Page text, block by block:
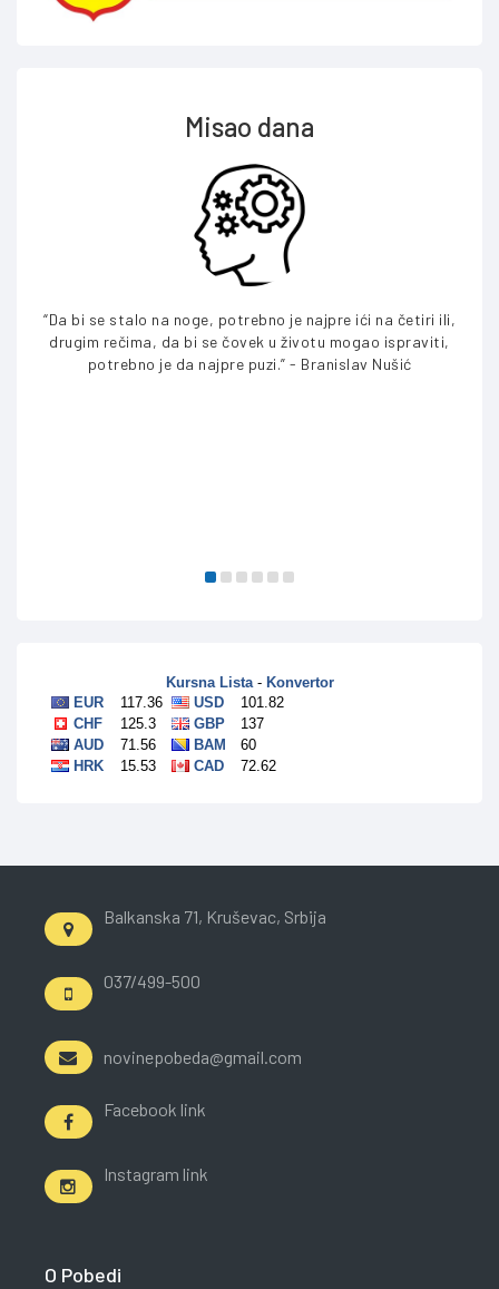
Misao dana
“Da bi se stalo na noge, potrebno je najpre ići na četiri ili,
drugim rečima, da bi se čovek u životu mogao ispraviti,
potrebno je da najpre puzi.” - Branislav Nušić
Balkanska 71, Kruševac, Srbija
037/499-500
novinepobeda@gmail.com
Facebook link
Instagram link
O Pobedi